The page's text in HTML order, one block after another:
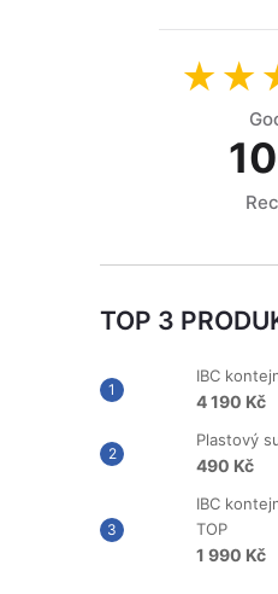
TOP 3
IBC
4 190 Kč
Plastový
490 Kč
IBC
TOP
1 990 Kč